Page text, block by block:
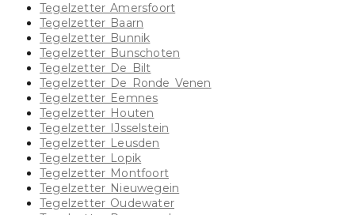
Tegelzetter Amersfoort
Tegelzetter Baarn
Tegelzetter Bunnik
Tegelzetter Bunschoten
Tegelzetter De Bilt
Tegelzetter De Ronde Venen
Tegelzetter Eemnes
Tegelzetter Houten
Tegelzetter IJsselstein
Tegelzetter Leusden
Tegelzetter Lopik
Tegelzetter Montfoort
Tegelzetter Nieuwegein
Tegelzetter Oudewater